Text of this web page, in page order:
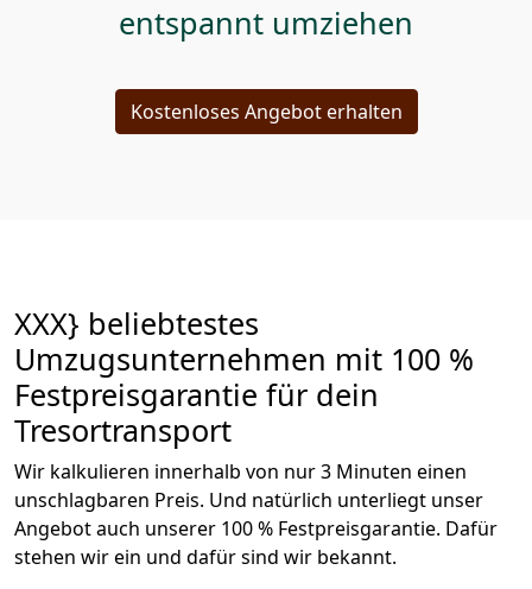
entspannt umziehen
Kostenloses Angebot erhalten
XXX} beliebtestes
Umzugsunternehmen mit 100 %
Festpreisgarantie für dein
Tresortransport
Wir kalkulieren innerhalb von nur 3 Minuten einen
unschlagbaren Preis. Und natürlich unterliegt unser
Angebot auch unserer 100 % Festpreisgarantie. Dafür
stehen wir ein und dafür sind wir bekannt.